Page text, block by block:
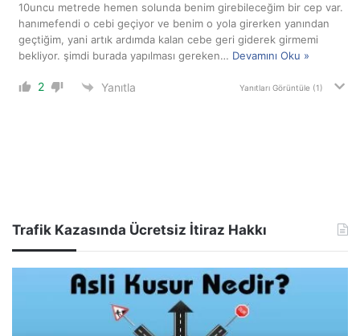
10uncu metrede hemen solunda benim girebileceğim bir cep var.
hanımefendi o cebi geçiyor ve benim o yola girerken yanından
geçtiğim, yani artık ardımda kalan cebe geri giderek girmemi
bekliyor. şimdi burada yapılması gereken… Devamını Oku »
2 Yanıtla Yanıtları Görüntüle (1)
Trafik Kazasında Ücretsiz İtiraz Hakkı